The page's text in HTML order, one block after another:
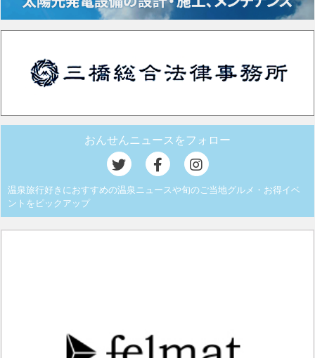
おんせんニュースをフォロー
温泉旅行好きにおすすめの温泉ニュースや旬のご当地グルメ・お得イベ
ントをピックアップ